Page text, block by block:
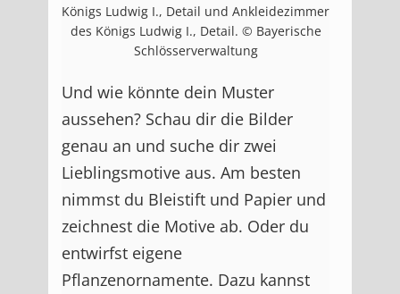
Königs Ludwig I., Detail und Ankleidezimmer
des Königs Ludwig I., Detail. © Bayerische
Schlösserverwaltung
Und wie könnte dein Muster
aussehen? Schau dir die Bilder
genau an und suche dir zwei
Lieblingsmotive aus. Am besten
nimmst du Bleistift und Papier und
zeichnest die Motive ab. Oder du
entwirfst eigene
Pflanzenornamente. Dazu kannst